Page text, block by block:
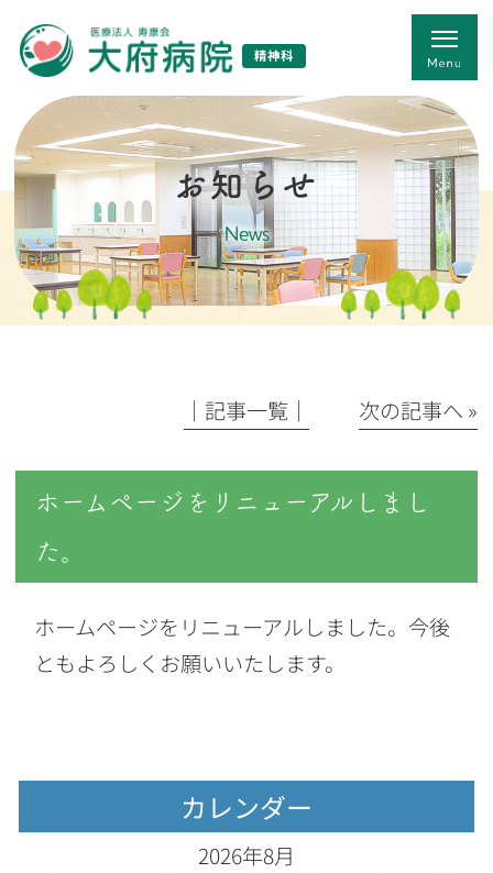
精神科
お知らせ
News
│記事一覧│ 次の記事へ »
ホームページをリニューアルしまし
た。
ホームページをリニューアルしました。今後
ともよろしくお願いいたします。
カレンダー
2026年8月